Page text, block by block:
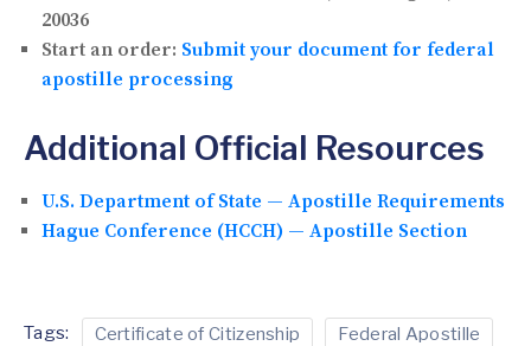
20036
Start an order: Submit your document for federal
apostille processing
Additional Official Resources
U.S. Department of State — Apostille Requirements
Hague Conference (HCCH) — Apostille Section
Tags: Certificate of Citizenship Federal Apostille